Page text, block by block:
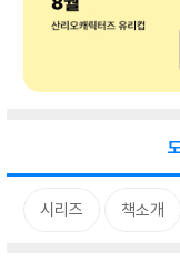
시리즈 책소개